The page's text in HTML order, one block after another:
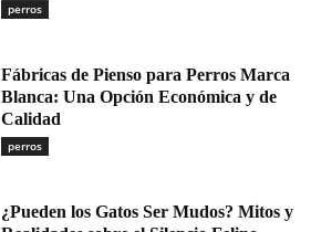
perros
Fábricas de Pienso para Perros Marca
Blanca: Una Opción Económica y de
Calidad
perros
¿Pueden los Gatos Ser Mudos? Mitos y